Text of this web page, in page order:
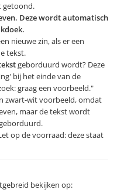
getoond.
Deze wordt automatisch
nieuwe zin, als er een
tekst.
geborduurd wordt? Deze
bij het einde van de
graag een voorbeeld."
zwart-wit voorbeeld, omdat
maar de tekst wordt
op de voorraad: deze staat
bekijken op: